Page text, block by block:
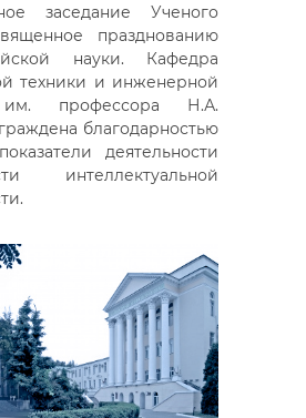
заседание Ученого
празднованию
науки. Кафедра
техники и инженерной
им. профессора Н.А.
благодарностью
деятельности
интеллектуальной